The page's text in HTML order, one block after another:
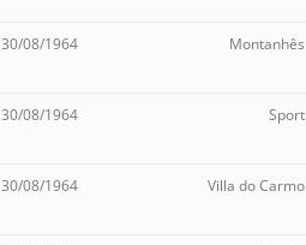
30/08/1964 Montanhês
30/08/1964 Sport
30/08/1964 Villa do Carmo